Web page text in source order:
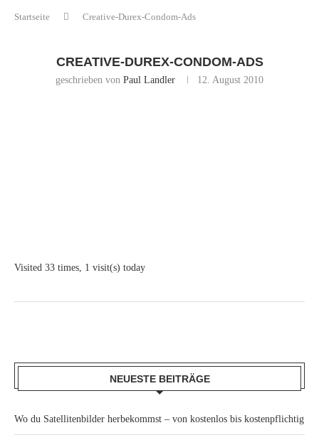
Startseite Creative-Durex-Condom-Ads
CREATIVE-DUREX-CONDOM-ADS
geschrieben von Paul Landler 12. August 2010
Visited 33 times, 1 visit(s) today
NEUESTE BEITRÄGE
Wo du Satellitenbilder herbekommst – von kostenlos bis kostenpflichtig